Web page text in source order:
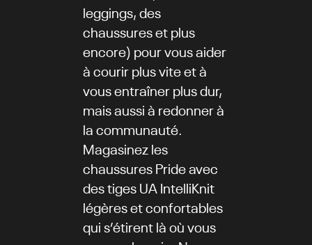
leggings, des
chaussures et plus
encore) pour vous aider
à courir plus vite et à
vous entraîner plus dur,
mais aussi à redonner à
la communauté.
Magasinez les
chaussures Pride avec
des tiges UA IntelliKnit
légères et confortables
qui s’étirent là où vous